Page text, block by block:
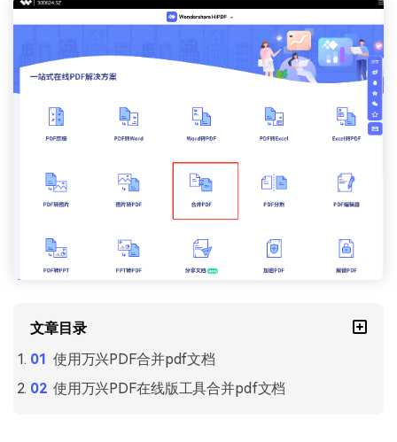
PDF文件创建
PDF OCR
查看更多 >
文章目录
使用万兴PDF合并pdf文档
使用万兴PDF在线版工具合并pdf文档